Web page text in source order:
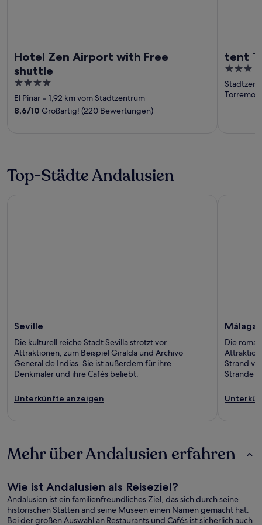
Hotel Zen Airport with Free
shuttle
4
out
of
El Pinar ‐ 1,92 km vom Stadtzentrum
8,6/10 Großartig! (220 Bewertungen)
tent
3
out
of
Top-Städte Andalusien
Seville
Die kulturell reiche Stadt Sevilla strotzt vor
Attraktionen, zum Beispiel Giralda und Archivo
General de Indias. Sie ist außerdem für ihre
Denkmäler und ihre Cafés beliebt.
Unterkünfte anzeigen
Málaga
Die
Strand
Strände
Mehr über Andalusien erfahren
Wie ist Andalusien als Reiseziel?
Andalusien ist ein familienfreundliches Ziel, das sich durch seine
historischen Stätten and seine Museen einen Namen gemacht hat.
Bei der großen Auswahl an Restaurants und Cafés ist sicherlich auch